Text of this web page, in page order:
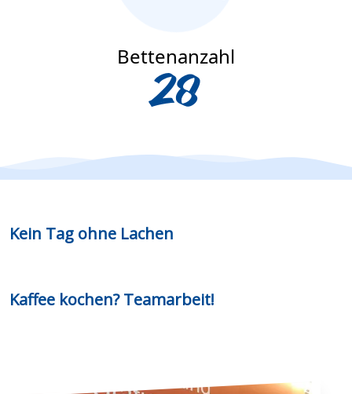
Bettenanzahl
28
Kein Tag ohne Lachen
Kaffee kochen? Teamarbeit!